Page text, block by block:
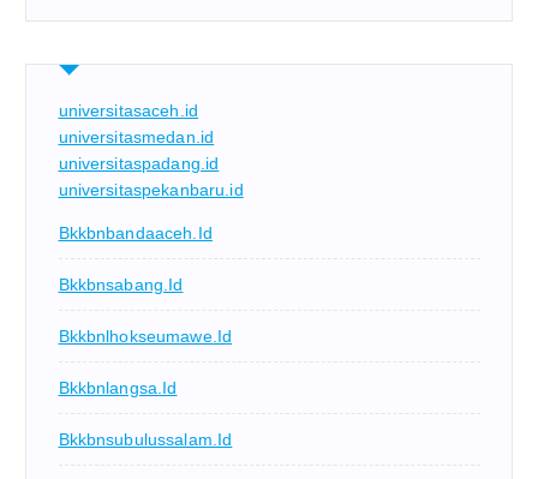
universitasaceh.id
universitasmedan.id
universitaspadang.id
universitaspekanbaru.id
Bkkbnbandaaceh.id
Bkkbnsabang.id
Bkkbnlhokseumawe.id
Bkkbnlangsa.id
Bkkbnsubulussalam.id